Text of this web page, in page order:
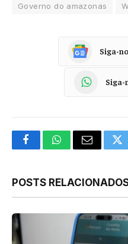
Governo do amazonas
Siga-
Siga-
FacebookWhatsApp
Email
POSTS